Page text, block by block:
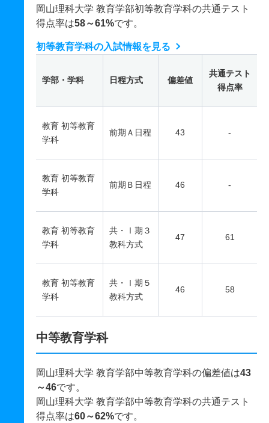
岡山理科大学 教育学部初等教育学科の共通テスト
得点率は58～61%です。
初等教育学科の入試情報を見る
学部・学科 日程方式 偏差値
共通テスト
得点率
教育 初等教育
学科
前期Ａ日程 43 -
教育 初等教育
学科
前期Ｂ日程 46 -
教育 初等教育
学科
共・Ⅰ期３
教科方式
47 61
教育 初等教育
学科
共・Ⅰ期５
教科方式
46 58
中等教育学科
岡山理科大学 教育学部中等教育学科の偏差値は43
～46です。
岡山理科大学 教育学部中等教育学科の共通テスト
得点率は60～62%です。